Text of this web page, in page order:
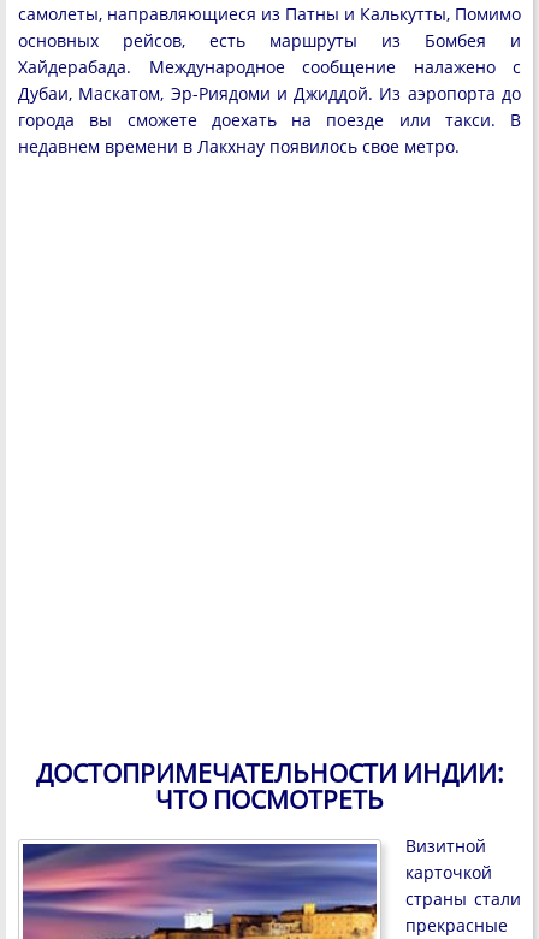
самолеты, направляющиеся из Патны и Калькутты, Помимо
основных рейсов, есть маршруты из Бомбея и
Хайдерабада. Международное сообщение налажено с
Дубаи, Маскатом, Эр-Риядоми и Джиддой. Из аэропорта до
города вы сможете доехать на поезде или такси. В
недавнем времени в Лакхнау появилось свое метро.
ДОСТОПРИМЕЧАТЕЛЬНОСТИ ИНДИИ:
ЧТО ПОСМОТРЕТЬ
Визитной
карточкой
страны стали
прекрасные